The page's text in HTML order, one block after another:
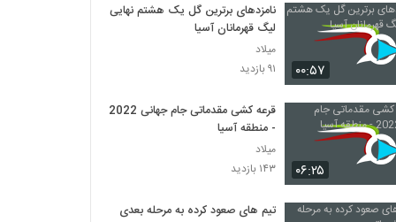
۰۰:۵۷
نامزدهای برترین گل یک هشتم نهایی
لیگ قهرمانان آسیا
میلاد
۹۱ بازدید
۰۶:۲۵
قرعه‌ کشی مقدماتی جام جهانی 2022
- منطقه آسیا
میلاد
۱۴۳ بازدید
تیم های صعود کرده به مرحله بعدی